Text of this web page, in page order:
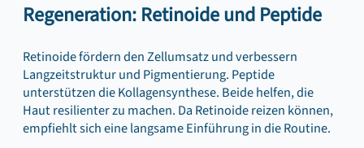
Regeneration: Retinoide und Peptide
Retinoide fördern den Zellumsatz und verbessern
Langzeitstruktur und Pigmentierung. Peptide
unterstützen die Kollagensynthese. Beide helfen, die
Haut resilienter zu machen. Da Retinoide reizen können,
empfiehlt sich eine langsame Einführung in die Routine.